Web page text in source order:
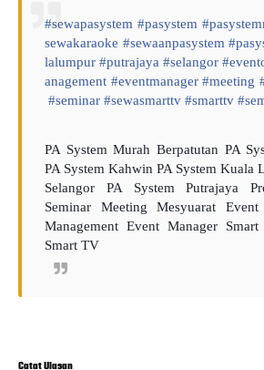
#sewapasystem #pasystem #
sewakaraoke #sewaanpasystem #
lalumpur #putrajaya #selangor #
anagement #eventmanager #meeting
#seminar #sewasmarttv #smarttv #
PA System Murah Berpatutan PA
PA System Kahwin PA System Kuala
Selangor PA System Putrajaya
Seminar Meeting Mesyuarat
Management Event Manager
Smart TV
Catat Ulasan